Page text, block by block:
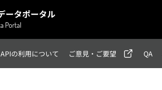
APIの利用について ご意見・ご要望 QA